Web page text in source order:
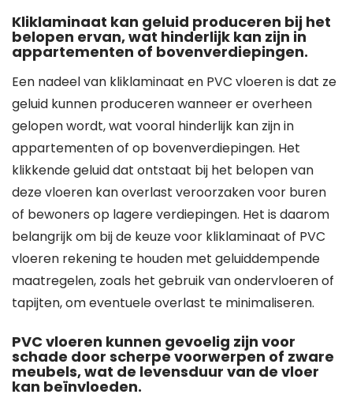
Kliklaminaat kan geluid produceren bij het
belopen ervan, wat hinderlijk kan zijn in
appartementen of bovenverdiepingen.
Een nadeel van kliklaminaat en PVC vloeren is dat ze
geluid kunnen produceren wanneer er overheen
gelopen wordt, wat vooral hinderlijk kan zijn in
appartementen of op bovenverdiepingen. Het
klikkende geluid dat ontstaat bij het belopen van
deze vloeren kan overlast veroorzaken voor buren
of bewoners op lagere verdiepingen. Het is daarom
belangrijk om bij de keuze voor kliklaminaat of PVC
vloeren rekening te houden met geluiddempende
maatregelen, zoals het gebruik van ondervloeren of
tapijten, om eventuele overlast te minimaliseren.
PVC vloeren kunnen gevoelig zijn voor
schade door scherpe voorwerpen of zware
meubels, wat de levensduur van de vloer
kan beïnvloeden.